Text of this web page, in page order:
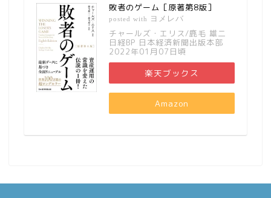
敗者のゲーム［原著第8版］
posted with ヨメレバ
チャールズ・エリス/鹿毛 雄二
日経BP 日本経済新聞出版本部
2022年01月07日頃
楽天ブックス
Amazon